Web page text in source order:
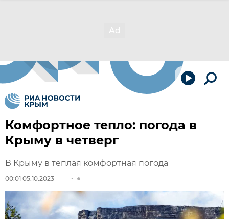
Комфортное тепло: погода в
Крыму в четверг
В Крыму в теплая комфортная погода
00:01 05.10.2023